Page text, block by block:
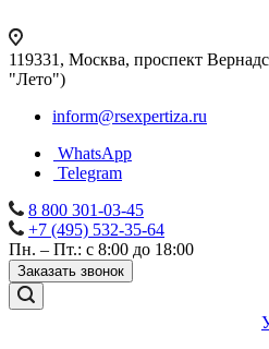
119331, Москва, проспект
"Лето")
inform@rsexpertiza.ru
WhatsApp
Telegram
8 800 301-03-45
+7 (495) 532-35-64
Пн. – Пт.: с 8:00 до 18:00
Заказать звонок